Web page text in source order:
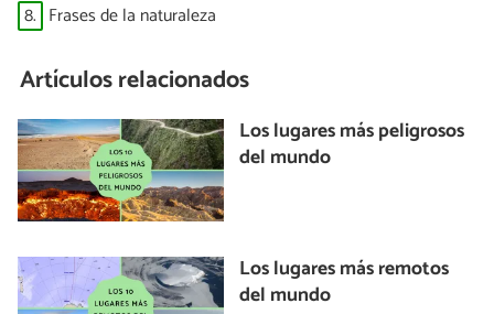
8. Frases de la naturaleza
Artículos relacionados
Los lugares más peligrosos
del mundo
Los lugares más remotos
del mundo